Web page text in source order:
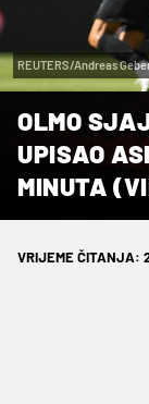
REUTERS/Andreas
OLMO
UPISAO
MINUTA
VRIJEME ČITANJA: